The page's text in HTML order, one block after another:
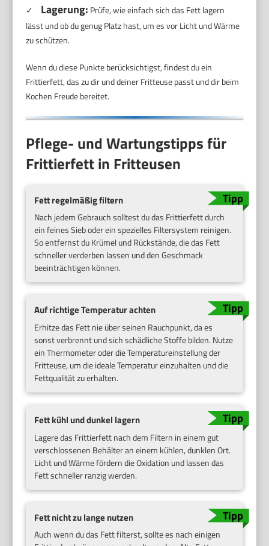
✓ Lagerung: Prüfe, wie einfach sich das Fett lagern
lässt und ob du genug Platz hast, um es vor Licht und Wärme
zu schützen.
Wenn du diese Punkte berücksichtigst, findest du ein
Frittierfett, das zu dir und deiner Fritteuse passt und dir beim
Kochen Freude bereitet.
Pflege- und Wartungstipps für
Frittierfett in Fritteusen
Fett regelmäßig filtern
Nach jedem Gebrauch solltest du das Frittierfett durch
ein feines Sieb oder ein spezielles Filtersystem reinigen.
So entfernst du Krümel und Rückstände, die das Fett
schneller verderben lassen und den Geschmack
beeinträchtigen können.
Auf richtige Temperatur achten
Erhitze das Fett nie über seinen Rauchpunkt, da es
sonst verbrennt und sich schädliche Stoffe bilden. Nutze
ein Thermometer oder die Temperatureinstellung der
Fritteuse, um die ideale Temperatur einzuhalten und die
Fettqualität zu erhalten.
Fett kühl und dunkel lagern
Lagere das Frittierfett nach dem Filtern in einem gut
verschlossenen Behälter an einem kühlen, dunklen Ort.
Licht und Wärme fördern die Oxidation und lassen das
Fett schneller ranzig werden.
Fett nicht zu lange nutzen
Auch wenn du das Fett filterst, sollte es nach einigen